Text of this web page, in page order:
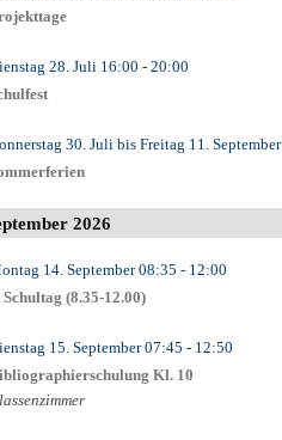
28. Juli16:00 - 20:00
30. Julibis Freitag 11. September
2026
14. September08:35 - 12:00
Schultag (8.35-12.00)
15. September07:45 - 12:50
Kl. 10